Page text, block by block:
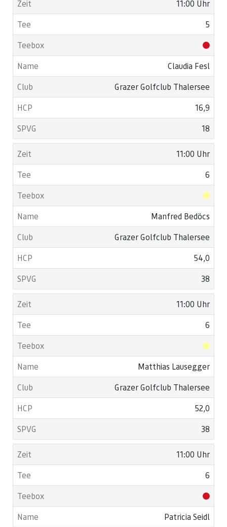
11:00 Uhr
5
Claudia Fesl
Grazer Golfclub Thalersee
16,9
18
11:00 Uhr
6
Manfred Bedöcs
Grazer Golfclub Thalersee
54,0
38
11:00 Uhr
6
Matthias Lausegger
Grazer Golfclub Thalersee
52,0
38
11:00 Uhr
6
Patricia Seidl